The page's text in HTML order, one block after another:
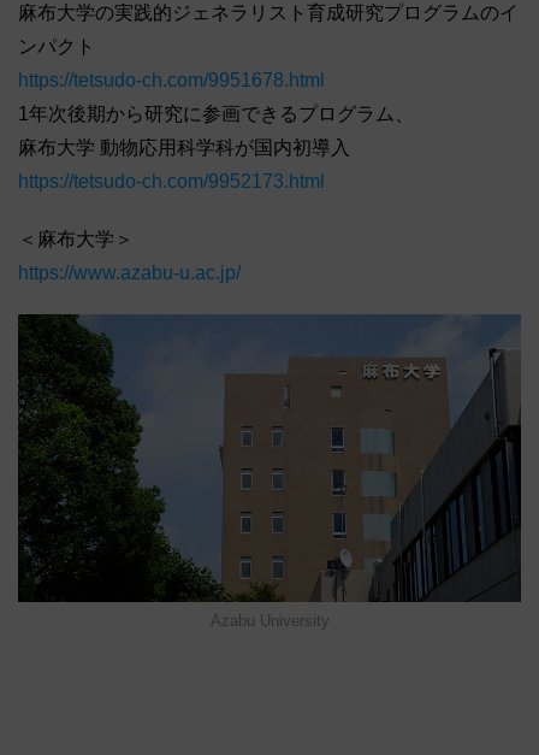
麻布大学の実践的ジェネラリスト育成研究プログラムのイ
ンパクト
https://tetsudo-ch.com/9951678.html
1年次後期から研究に参画できるプログラム、
麻布大学 動物応用科学科が国内初導入
https://tetsudo-ch.com/9952173.html
＜麻布大学＞
https://www.azabu-u.ac.jp/
Azabu University